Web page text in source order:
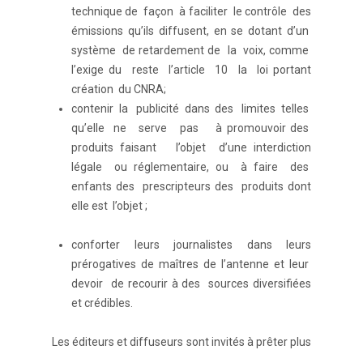
technique de façon à faciliter le contrôle des
émissions qu’ils diffusent, en se dotant d’un
système de retardement de la voix, comme
l’exige du reste l’article 10 la loi portant
création du CNRA;
contenir la publicité dans des limites telles
qu’elle ne serve pas à promouvoir des
produits faisant l’objet d’une interdiction
légale ou réglementaire, ou à faire des
enfants des prescripteurs des produits dont
elle est l’objet ;
conforter leurs journalistes dans leurs
prérogatives de maîtres de l’antenne et leur
devoir de recourir à des sources diversifiées
et crédibles.
Les éditeurs et diffuseurs sont invités à prêter plus